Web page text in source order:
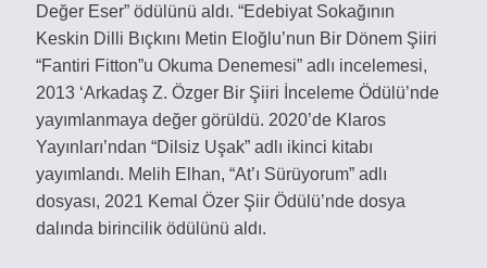
Değer Eser” ödülünü aldı. “Edebiyat Sokağının
Keskin Dilli Bıçkını Metin Eloğlu’nun Bir Dönem Şiiri
“Fantiri Fitton”u Okuma Denemesi” adlı incelemesi,
2013 ‘Arkadaş Z. Özger Bir Şiiri İnceleme Ödülü’nde
yayımlanmaya değer görüldü. 2020’de Klaros
Yayınları’ndan “Dilsiz Uşak” adlı ikinci kitabı
yayımlandı. Melih Elhan, “At’ı Sürüyorum” adlı
dosyası, 2021 Kemal Özer Şiir Ödülü’nde dosya
dalında birincilik ödülünü aldı.